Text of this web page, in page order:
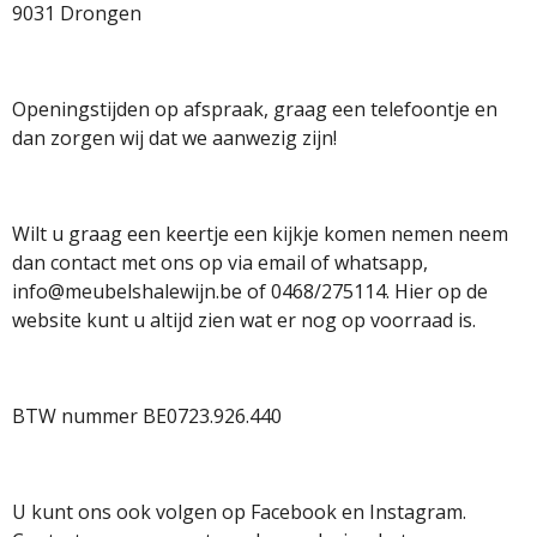
k
a
p
9031 Drongen
Openingstijden op afspraak, graag een telefoontje en
dan zorgen wij dat we aanwezig zijn!
Wilt u graag een keertje een kijkje komen nemen neem
dan contact met ons op via email of whatsapp,
info@meubelshalewijn.be of 0468/275114. Hier op de
website kunt u altijd zien wat er nog op voorraad is.
BTW nummer BE0723.926.440
U kunt ons ook volgen op Facebook en Instagram.